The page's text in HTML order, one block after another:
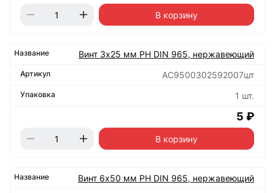
В корзину
Винт 3х25 мм РН DIN 965, нержавеющий
АС9500302592007шт
1 шт.
5 ₽
В корзину
Винт 6х50 мм РН DIN 965, нержавеющий